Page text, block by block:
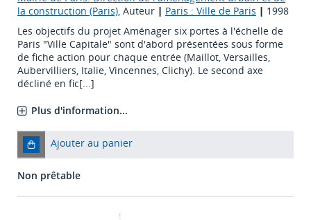
la construction (Paris), Auteur | Paris : Ville de Paris | 1998
Les objectifs du projet Aménager six portes à l'échelle de
Paris "Ville Capitale" sont d'abord présentées sous forme
de fiche action pour chaque entrée (Maillot, Versailles,
Aubervilliers, Italie, Vincennes, Clichy). Le second axe
décliné en fic[...]
Plus d'information...
Ajouter au panier
Non prêtable